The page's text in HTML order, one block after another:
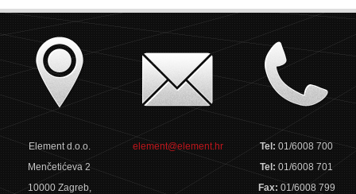
Element d.o.o.
Menčetićeva 2
10000 Zagreb,
element@element.hr Tel:01/6008 700
Tel:01/6008 701
Fax: 01/6008 799